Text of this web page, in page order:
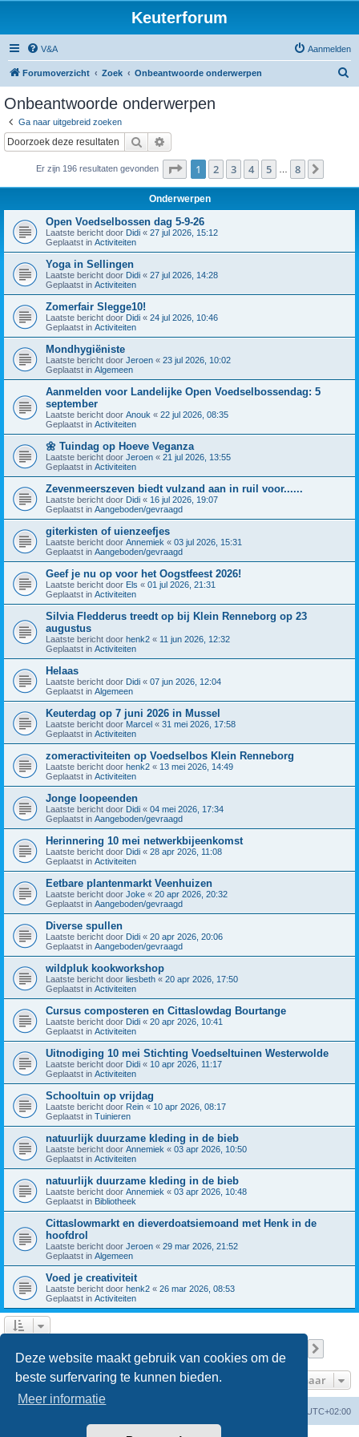
Deze website maakt gebruik van cookies om de
beste surfervaring te kunnen bieden.
Meer informatie
Keuterforum
V&A Aanmelden
Forumoverzicht Zoek Onbeantwoorde onderwerpen
Onbeantwoorde onderwerpen
Ga naar uitgebreid zoeken
Zoek
Er zijn 196 resultaten gevonden Pagina van 8
1 2 3 4 5 8
Onderwerpen
Open Voedselbossen dag 5-9-26
Laatste bericht door Didi « 27 jul 2026, 15:12
Geplaatst in Activiteiten
Yoga in Sellingen
Laatste bericht door Didi « 27 jul 2026, 14:28
Geplaatst in Activiteiten
Zomerfair Slegge10!
Laatste bericht door Didi « 24 jul 2026, 10:46
Geplaatst in Activiteiten
Mondhygiëniste
Laatste bericht door Jeroen « 23 jul 2026, 10:02
Geplaatst in Algemeen
Aanmelden voor Landelijke Open Voedselbossendag: 5
september
Laatste bericht door Anouk « 22 jul 2026, 08:35
Geplaatst in Activiteiten
🌼 Tuindag op Hoeve Veganza
Laatste bericht door Jeroen « 21 jul 2026, 13:55
Geplaatst in Activiteiten
Zevenmeerszeven biedt vulzand aan in ruil voor......
Laatste bericht door Didi « 16 jul 2026, 19:07
Geplaatst in Aangeboden/gevraagd
giterkisten of uienzeefjes
Laatste bericht door Annemiek « 03 jul 2026, 15:31
Geplaatst in Aangeboden/gevraagd
Geef je nu op voor het Oogstfeest 2026!
Laatste bericht door Els « 01 jul 2026, 21:31
Geplaatst in Activiteiten
Silvia Fledderus treedt op bij Klein Renneborg op 23
augustus
Laatste bericht door henk2 « 11 jun 2026, 12:32
Geplaatst in Activiteiten
Helaas
Laatste bericht door Didi « 07 jun 2026, 12:04
Geplaatst in Algemeen
Keuterdag op 7 juni 2026 in Mussel
Laatste bericht door Marcel « 31 mei 2026, 17:58
Geplaatst in Activiteiten
zomeractiviteiten op Voedselbos Klein Renneborg
Laatste bericht door henk2 « 13 mei 2026, 14:49
Geplaatst in Activiteiten
Jonge loopeenden
Laatste bericht door Didi « 04 mei 2026, 17:34
Geplaatst in Aangeboden/gevraagd
Herinnering 10 mei netwerkbijeenkomst
Laatste bericht door Didi « 28 apr 2026, 11:08
Geplaatst in Activiteiten
Eetbare plantenmarkt Veenhuizen
Laatste bericht door Joke « 20 apr 2026, 20:32
Geplaatst in Aangeboden/gevraagd
Diverse spullen
Laatste bericht door Didi « 20 apr 2026, 20:06
Geplaatst in Aangeboden/gevraagd
wildpluk kookworkshop
Laatste bericht door liesbeth « 20 apr 2026, 17:50
Geplaatst in Activiteiten
Cursus composteren en Cittaslowdag Bourtange
Laatste bericht door Didi « 20 apr 2026, 10:41
Geplaatst in Activiteiten
Uitnodiging 10 mei Stichting Voedseltuinen Westerwolde
Laatste bericht door Didi « 10 apr 2026, 11:17
Geplaatst in Activiteiten
Schooltuin op vrijdag
Laatste bericht door Rein « 10 apr 2026, 08:17
Geplaatst in Tuinieren
natuurlijk duurzame kleding in de bieb
Laatste bericht door Annemiek « 03 apr 2026, 10:50
Geplaatst in Activiteiten
natuurlijk duurzame kleding in de bieb
Laatste bericht door Annemiek « 03 apr 2026, 10:48
Geplaatst in Bibliotheek
Cittaslowmarkt en dieverdoatsiemoand met Henk in de
hoofdrol
Laatste bericht door Jeroen « 29 mar 2026, 21:52
Geplaatst in Algemeen
Voed je creativiteit
Laatste bericht door henk2 « 26 mar 2026, 08:53
Geplaatst in Activiteiten
Ga naar
UTC+02:00